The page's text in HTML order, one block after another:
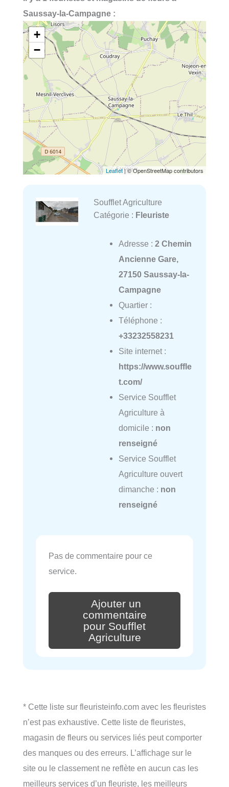
Saussay-la-Campagne :
+
−
Leaflet| © OpenStreetMap contributors
Soufflet Agriculture
Catégorie : Fleuriste
Adresse : 2 Chemin
Ancienne Gare,
27150 Saussay-la-
Campagne
Quartier :
Téléphone :
+33232558231
Site internet :
https://www.souffle
t.com/
Service Soufflet
Agriculture à
domicile : non
renseigné
Service Soufflet
Agriculture ouvert
dimanche : non
renseigné
Pas de commentaire pour ce
service.
Ajouter un
commentaire
pour Soufflet
Agriculture
* Cette liste sur fleuristeinfo.com avec les fleuristes
n’est pas exhaustive. Cette liste de fleuristes,
magasin de fleurs ou services liés peut comporter
des manques ou des erreurs. L’affichage sur le
site ou le classement ne reflète en aucun cas les
meilleurs services d’un fleuriste, les meilleurs